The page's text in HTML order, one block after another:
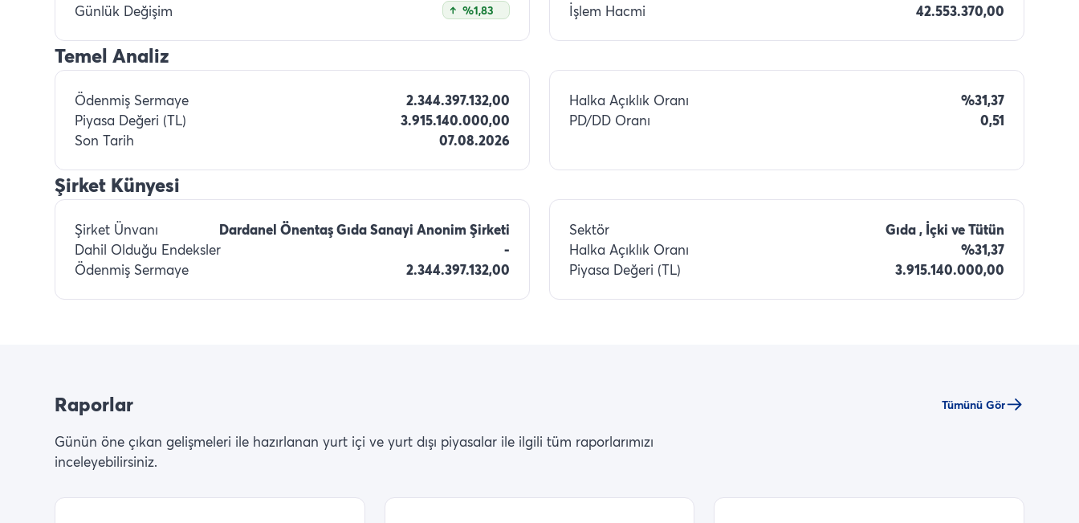
Günlük Değişim
%1,83
İşlem Hacmi
42.553.370,00
Temel Analiz
Ödenmiş Sermaye
2.344.397.132,00
Piyasa Değeri (TL)
3.915.140.000,00
Son Tarih
07.08.2026
Halka Açıklık Oranı
%31,37
PD/DD Oranı
0,51
Şirket Künyesi
Şirket Ünvanı
Dardanel Önentaş Gıda Sanayi Anonim Şirketi
Dahil Olduğu Endeksler
-
Ödenmiş Sermaye
2.344.397.132,00
Sektör
Gıda , İçki ve Tütün
Halka Açıklık Oranı
%31,37
Piyasa Değeri (TL)
3.915.140.000,00
Raporlar Tümünü Gör
Günün öne çıkan gelişmeleri ile hazırlanan yurt içi ve yurt dışı piyasalar ile ilgili tüm raporlarımızı
inceleyebilirsiniz.